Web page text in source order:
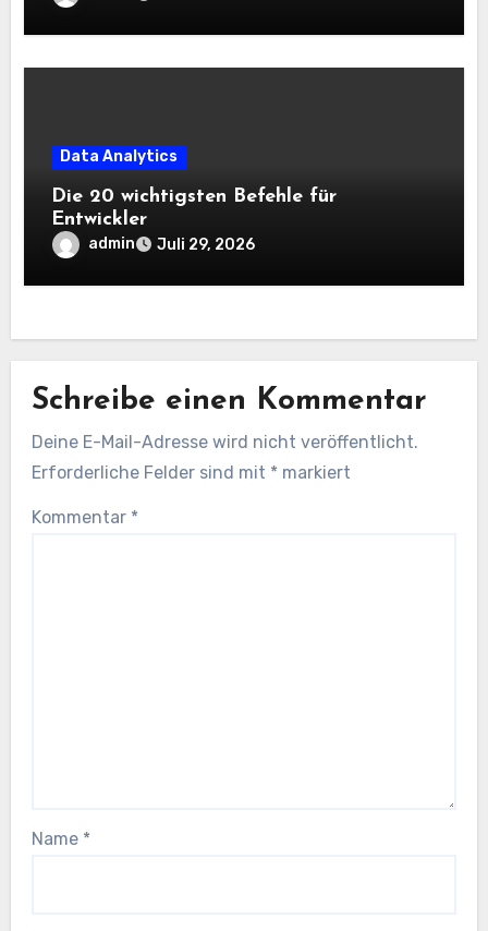
Data Analytics
Die 20 wichtigsten Befehle für
Entwickler
admin Juli 29, 2026
Schreibe einen Kommentar
Deine E-Mail-Adresse wird nicht veröffentlicht.
Erforderliche Felder sind mit * markiert
Kommentar *
Name *